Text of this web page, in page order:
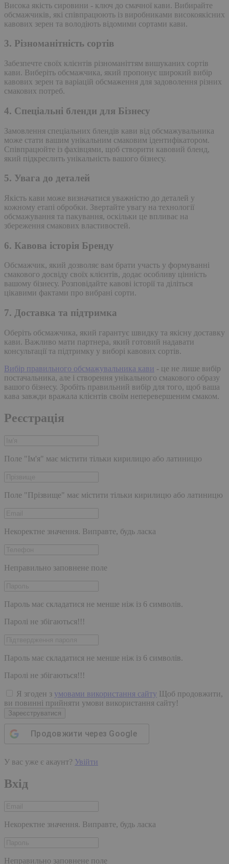
Висока якість сировини - ключ до смачної кави. Вибирайте
обсмажчиків, які співпрацюють із виробниками високоякісних
кавових зерен та володіють відомими сортами кави.
3. Різноманітність сортів
Забезпечте своїх клієнтів різноманіттям вишуканих сортів
кави. Виберіть обсмажчика, який пропонує широкий вибір
кавових зерен та варіацій обсмаження для задоволення різних
смакових потреб.
4. Спеціальні бленди для Бізнесу
Замовлення спеціальних блендів кави від обсмажувальника
може стати вашим унікальним смаковим ідентифікатором.
Співпрацюйте із фахівцями, щоб створити кавовий бленд,
який підкреслить унікальність вашого бізнесу.
5. Увага до деталей
Якість кави може визначатися уважністю до деталей у
кожному етапі обробки. Звертайте увагу на технології
обсмажування та пакування, оскільки це впливає на
збереження смакових властивостей.
6. Кавова історія Бренду
Обсмажчик, який дозволяє вам брати участь у формуванні
смакового досвіду своїх клієнтів, додає особливу цінність
вашому бізнесу. Розповідайте кавові історії та діліться
цікавими фактами про вибрані сорти.
7. Доставка та підтримка
Оберіть обсмажчика, який гарантує швидку та якісну доставку
кави. Важливо мати партнера, який готовий надавати
консультації та підтримку у виборі кавових сортів.
Вибір правильного обсмажувальника кави - це не лише вибір
постачальника, але і створення унікального смакового образу
вашого бізнесу. Зробіть правильний вибір для того, щоб ваша
кава завжди вражала клієнтів своїм неперевершеним смаком.
Реєстрація
Поле "Ім'я" має містити тільки кирилицю або латиницю
Поле "Прізвище" має містити тільки кирилицю або латиницю
Некоректне значення. Виправте, будь ласка
Неправильно заповнене поле
Пароль має складатися не менше ніж із 6 символів.
Паролі не збігаються!!!
Пароль має складатися не менше ніж із 6 символів.
Паролі не збігаються!!!
Я згоден з умовами використання сайту Щоб продовжити,
ви повинні прийняти умови використання сайту!
Зареєструватися
Продовжити через Google
У вас уже є акаунт? Увійти
Вхід
Некоректне значення. Виправте, будь ласка
Неправильно заповнене поле